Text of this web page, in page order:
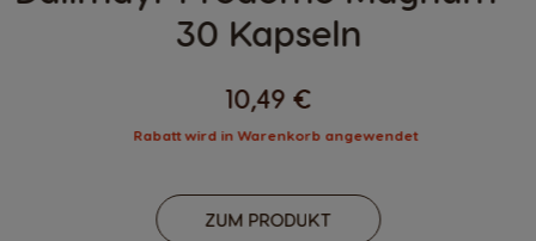
30 Kapseln
10,49 €
Rabatt wird in Warenkorb angewendet
ZUM PRODUKT